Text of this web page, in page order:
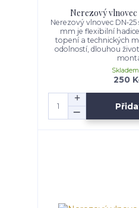
Nerezový
Nerezový vlnovec
mm je flexibilní
topení a technických
odolností, dlouhou
250